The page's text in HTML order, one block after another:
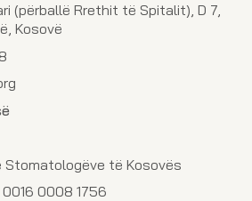
(përballë Rrethit të Spitalit), D 7,
Kosovë
Stomatologëve të Kosovës
0016 0008 1756